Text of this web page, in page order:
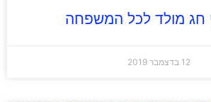
12 בדצמבר 2019